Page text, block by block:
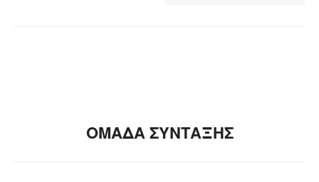
ΟΜΑΔΑ ΣΥΝΤΑΞΗΣ